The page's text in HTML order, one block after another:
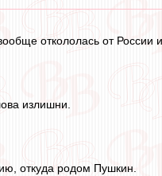
откололась от
излишни.
откуда родом Пушкин.